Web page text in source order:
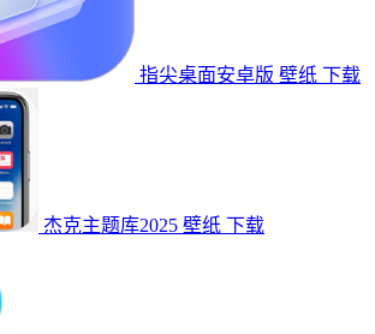
指尖桌面安卓版 壁纸 下载
杰克主题库2025 壁纸 下载